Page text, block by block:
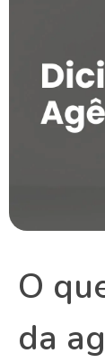
O
da